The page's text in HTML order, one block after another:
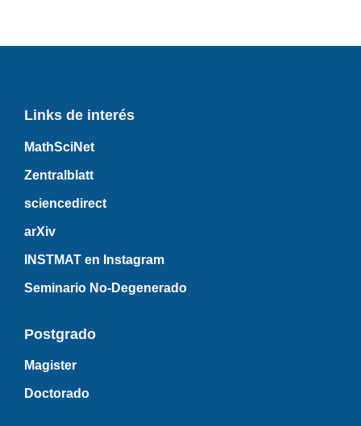
Links de interés
MathSciNet
Zentralblatt
sciencedirect
arXiv
INSTMAT en Instagram
Seminario No-Degenerado
Postgrado
Magister
Doctorado